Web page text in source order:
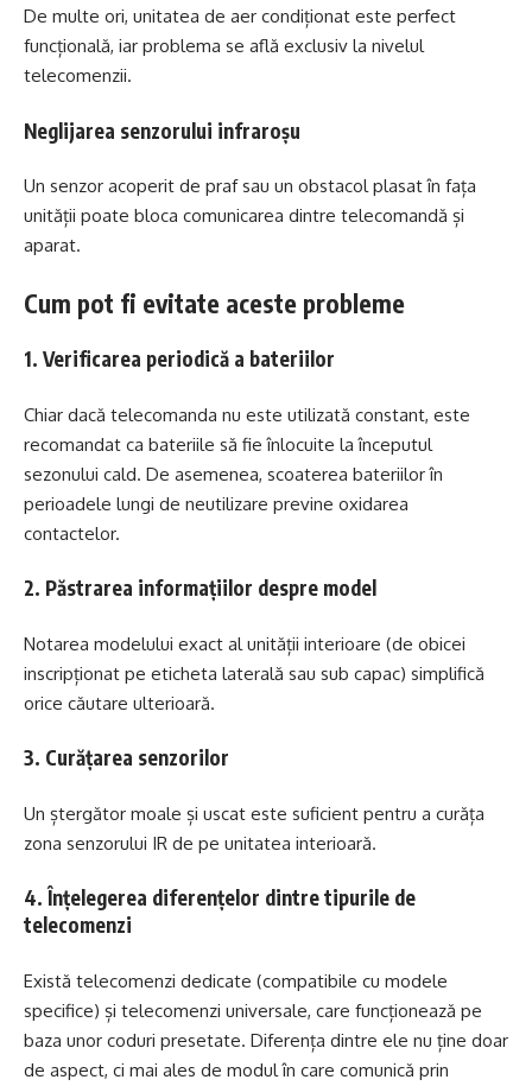
De multe ori, unitatea de aer condiționat este perfect
funcțională, iar problema se află exclusiv la nivelul
telecomenzii.
Neglijarea senzorului infraroșu
Un senzor acoperit de praf sau un obstacol plasat în fața
unității poate bloca comunicarea dintre telecomandă și
aparat.
Cum pot fi evitate aceste probleme
1. Verificarea periodică a bateriilor
Chiar dacă telecomanda nu este utilizată constant, este
recomandat ca bateriile să fie înlocuite la începutul
sezonului cald. De asemenea, scoaterea bateriilor în
perioadele lungi de neutilizare previne oxidarea
contactelor.
2. Păstrarea informațiilor despre model
Notarea modelului exact al unității interioare (de obicei
inscripționat pe eticheta laterală sau sub capac) simplifică
orice căutare ulterioară.
3. Curățarea senzorilor
Un ștergător moale și uscat este suficient pentru a curăța
zona senzorului IR de pe unitatea interioară.
4. Înțelegerea diferențelor dintre tipurile de
telecomenzi
Există telecomenzi dedicate (compatibile cu modele
specifice) și telecomenzi universale, care funcționează pe
baza unor coduri presetate. Diferența dintre ele nu ține doar
de aspect, ci mai ales de modul în care comunică prin